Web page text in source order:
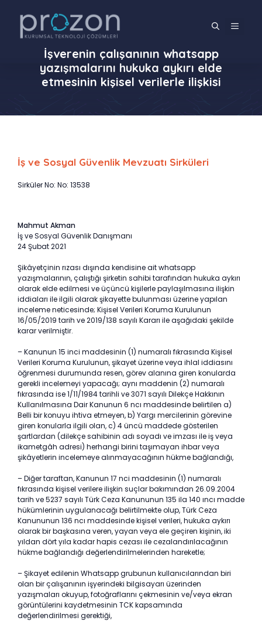
MENÜ
İşverenin çalışanının whatsapp
yazışmalarını hukuka aykırı elde
etmesinin kişisel verilerle ilişkisi
İş ve Sosyal Güvenlik Mevzuatı Sirküleri
Sirküler No: No: 13538
Mahmut Akman
İş ve Sosyal Güvenlik Danışmanı
24 Şubat 2021
Şikâyetçinin rızası dışında kendisine ait whatsapp
yazışmalarının, çalıştığı şirketin sahibi tarafından hukuka aykırı
olarak elde edilmesi ve üçüncü kişilerle paylaşılmasına ilişkin
iddiaları ile ilgili olarak şikayette bulunması üzerine yapılan
inceleme neticesinde; Kişisel Verileri Koruma Kurulunun
16/05/2019 tarih ve 2019/138 sayılı Kararı ile aşağıdaki şekilde
karar verilmiştir.
– Kanunun 15 inci maddesinin (1) numaralı fıkrasında Kişisel
Verileri Koruma Kurulunun, şikayet üzerine veya ihlal iddiasını
öğrenmesi durumunda resen, görev alanına giren konularda
gerekli incelemeyi yapacağı; aynı maddenin (2) numaralı
fıkrasında ise 1/11/1984 tarihli ve 3071 sayılı Dilekçe Hakkının
Kullanılmasına Dair Kanunun 6 ncı maddesinde belirtilen a)
Belli bir konuyu ihtiva etmeyen, b) Yargı mercilerinin görevine
giren konularla ilgili olan, c) 4 üncü maddede gösterilen
şartlardan (dilekçe sahibinin adı soyadı ve imzası ile iş veya
ikametgâh adresi) herhangi birini taşımayan ihbar veya
şikâyetlerin incelemeye alınmayacağının hükme bağlandığı,
– Diğer taraftan, Kanunun 17 nci maddesinin (1) numaralı
fıkrasında kişisel verilere ilişkin suçlar bakımından 26.09.2004
tarih ve 5237 sayılı Türk Ceza Kanununun 135 ila 140 ıncı madde
hükümlerinin uygulanacağı belirtilmekte olup, Türk Ceza
Kanununun 136 ncı maddesinde kişisel verileri, hukuka aykırı
olarak bir başkasına veren, yayan veya ele geçiren kişinin, iki
yıldan dört yıla kadar hapis cezası ile cezalandırılacağının
hükme bağlandığı değerlendirilmelerinden hareketle;
– Şikayet edilenin Whatsapp grubunun kullanıcılarından biri
olan bir çalışanının işyerindeki bilgisayarı üzerinden
yazışmaları okuyup, fotoğraflarını çekmesinin ve/veya ekran
görüntülerini kaydetmesinin TCK kapsamında
değerlendirilmesi gerektiği,